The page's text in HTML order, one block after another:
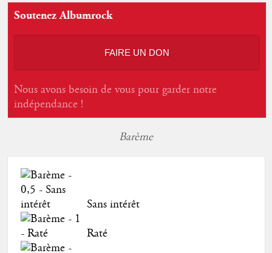
Soutenez Albumrock
FAIRE UN DON
Nous avons besoin de vous pour garder notre
indépendance !
Barème
Sans intérêt
Raté